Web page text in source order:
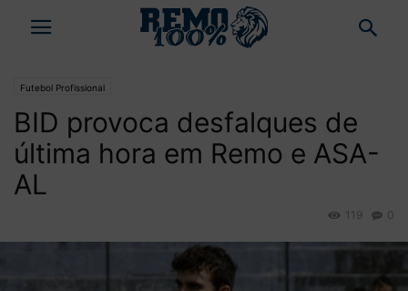
Futebol Profissional
BID provoca desfalques de
última hora em Remo e ASA-
AL
0
119